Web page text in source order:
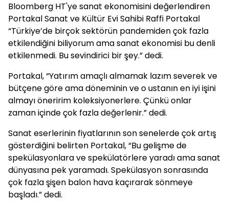
Bloomberg HT'ye sanat ekonomisini değerlendiren
Portakal Sanat ve Kültür Evi Sahibi Raffi Portakal
“Türkiye’de birçok sektörün pandemiden çok fazla
etkilendiğini biliyorum ama sanat ekonomisi bu denli
etkilenmedi. Bu sevindirici bir şey.” dedi.
Portakal, “Yatırım amaçlı almamak lazım severek ve
bütçene göre ama döneminin ve o ustanın en iyi işini
almayı öneririm koleksiyonerlere. Çünkü onlar
zaman içinde çok fazla değerlenir.” dedi.
Sanat eserlerinin fiyatlarının son senelerde çok artış
gösterdiğini belirten Portakal, “Bu gelişme de
spekülasyonlara ve spekülatörlere yaradı ama sanat
dünyasına pek yaramadı. Spekülasyon sonrasında
çok fazla şişen balon hava kaçırarak sönmeye
başladı.” dedi.